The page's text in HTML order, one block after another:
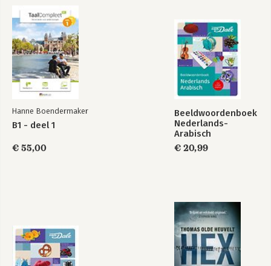
Hanne Boendermaker
B1 - deel 1
€ 55,00
Beeldwoordenboek
Nederlands-
Arabisch
€ 20,99